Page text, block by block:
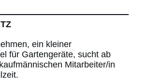
ein kleiner
für Gartengeräte, sucht ab
Mitarbeiter/in